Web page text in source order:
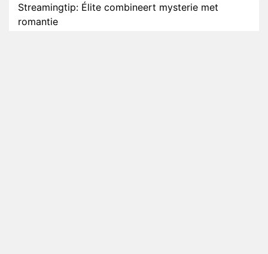
Streamingtip: Élite combineert mysterie met
romantie